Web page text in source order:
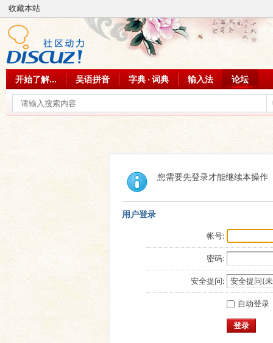
收藏本站
开始了解... 吴语拼音 字典 · 词典 输入法 论坛
您需要先登录才能继续本操作
用户登录
帐号:
密码:
安全提问:
自动登录
登录